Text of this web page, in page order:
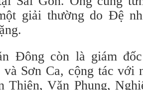
giải thường do Đệ
Đông còn là giám
và Sơn Ca, cộng tác với
Thiện, Văn Phụng,